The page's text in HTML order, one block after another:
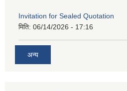
Invitation for Sealed Quotation
मिति: 06/14/2026 - 17:16
अन्य